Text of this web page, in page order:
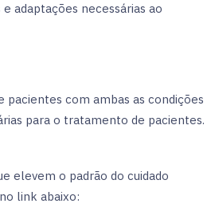
adaptações necessárias ao
com ambas as condições
para o tratamento de pacientes.
elevem o padrão do cuidado
link abaixo: